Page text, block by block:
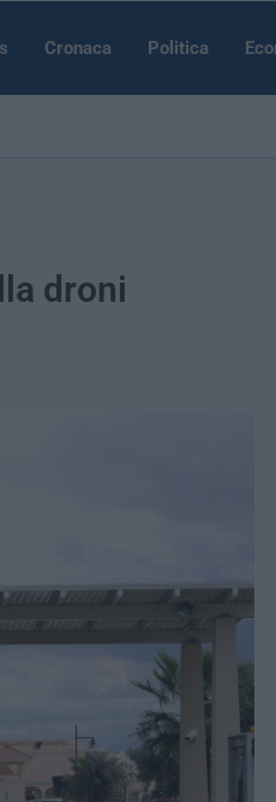
Cronaca Politica
droni